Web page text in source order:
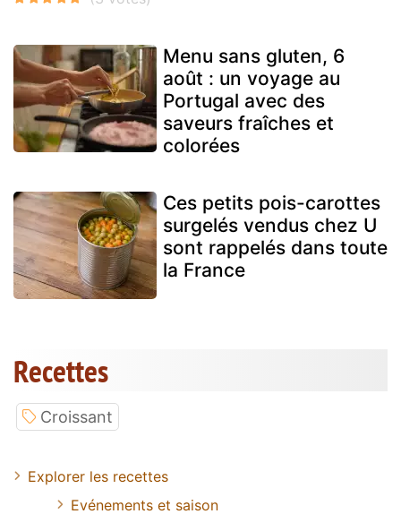
Menu sans gluten, 6
août : un voyage au
Portugal avec des
saveurs fraîches et
colorées
Ces petits pois-carottes
surgelés vendus chez U
sont rappelés dans toute
la France
Recettes
Croissant
Explorer les recettes
Evénements et saison